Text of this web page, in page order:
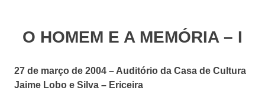
O HOMEM E A MEMÓRIA – I
27 de março de 2004 – Auditório da Casa de Cultura
Jaime Lobo e Silva – Ericeira